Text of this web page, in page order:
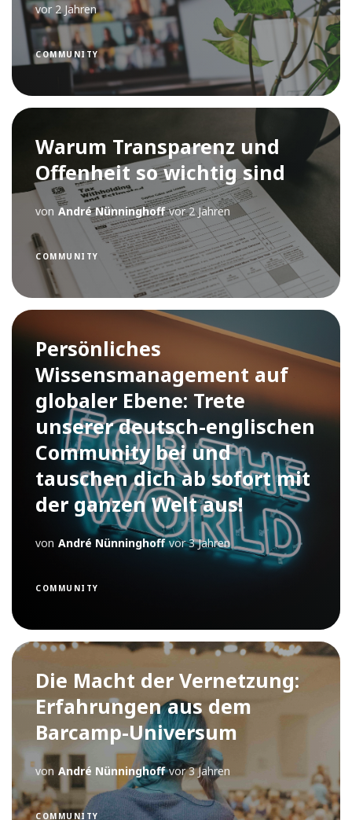
vor 2 Jahren
COMMUNITY
Warum Transparenz und
Offenheit so wichtig sind
von André Nünninghoff vor 2 Jahren
COMMUNITY
Persönliches
Wissensmanagement auf
globaler Ebene: Trete
unserer deutsch-englischen
Community bei und
tauschen dich ab sofort mit
der ganzen Welt aus!
von André Nünninghoff vor 3 Jahren
COMMUNITY
Die Macht der Vernetzung:
Erfahrungen aus dem
Barcamp-Universum
von André Nünninghoff vor 3 Jahren
COMMUNITY